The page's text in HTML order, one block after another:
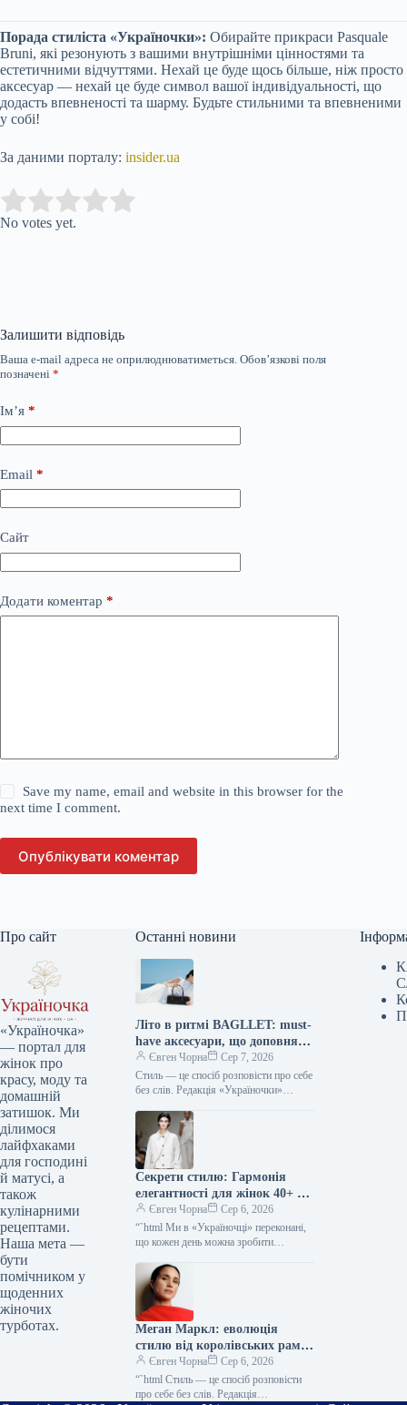
Порада стиліста «Україночки»: Обирайте прикраси Pasquale
Bruni, які резонують з вашими внутрішніми цінностями та
естетичними відчуттями. Нехай це буде щось більше, ніж просто
аксесуар — нехай це буде символ вашої індивідуальності, що
додасть впевненості та шарму. Будьте стильними та впевненими
у собі!
За даними порталу: insider.ua
Rate this item:
No votes yet.
Залишити відповідь
Ваша e-mail адреса не оприлюднюватиметься. Обов’язкові поля
позначені *
Ім’я *
Email *
Сайт
Додати коментар *
Save my name, email and website in this browser for the
next time I comment.
Опублікувати коментар
Про сайт
«Україночка»
— портал для
жінок про
красу, моду та
домашній
затишок. Ми
ділимося
лайфхаками
для господині
й матусі, а
також
кулінарними
рецептами.
Наша мета —
бути
помічником у
щоденних
жіночих
турботах.
Останні новини
Літо в ритмі BAGLLET: must-
have аксесуари, що доповнять
твій фешн-образ
Євген Чорна
Сер 7, 2026
Стиль — це спосіб розповісти про себе
без слів. Редакція «Україночки»
тенденціями, і сьогодні ми
підготували…
Секрети стилю: Гармонія
елегантності для жінок 40+ від
топ-стилістки
Євген Чорна
Сер 6, 2026
“`html Ми в «Україночці» переконані,
що кожен день можна зробити
трішки натхнення. Сьогодні ми
розбираємося…
Меган Маркл: еволюція
стилю від королівських рамок
до тренду тихої розкоші
Євген Чорна
Сер 6, 2026
“`html Стиль — це спосіб розповісти
про себе без слів. Редакція